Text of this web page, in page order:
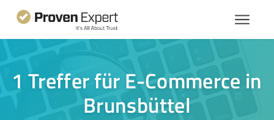
1 Treffer für E-Commerce in
Brunsbüttel